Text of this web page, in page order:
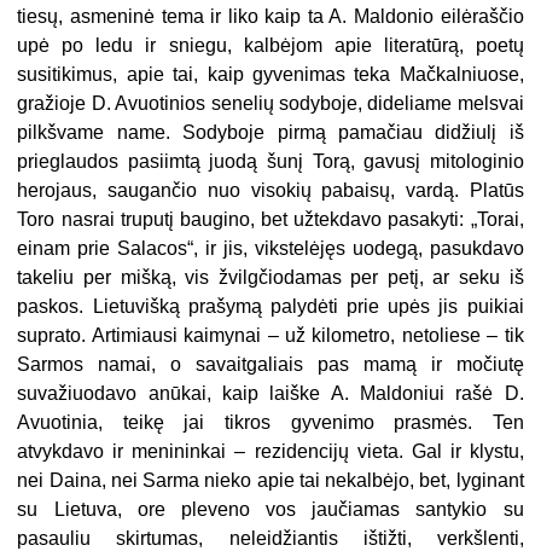
tiesų, asmeninė tema ir liko kaip ta A. Maldonio eilėraščio
upė po ledu ir sniegu, kalbėjom apie literatūrą, poetų
susitikimus, apie tai, kaip gyvenimas teka Mačkalniuose,
gražioje D. Avuotinios senelių sodyboje, dideliame melsvai
pilkšvame name. Sodyboje pirmą pamačiau didžiulį iš
prieglaudos pasiimtą juodą šunį Torą, gavusį mitologinio
herojaus, saugančio nuo visokių pabaisų, vardą. Platūs
Toro nasrai truputį baugino, bet užtekdavo pasakyti: „Torai,
einam prie Salacos“, ir jis, vikstelėjęs uodegą, pasukdavo
takeliu per mišką, vis žvilgčiodamas per petį, ar seku iš
paskos. Lietuvišką prašymą palydėti prie upės jis puikiai
suprato. Artimiausi kaimynai – už kilometro, netoliese – tik
Sarmos namai, o savaitgaliais pas mamą ir močiutę
suvažiuodavo anūkai, kaip laiške A. Maldoniui rašė D.
Avuotinia, teikę jai tikros gyvenimo prasmės. Ten
atvykdavo ir menininkai – rezidencijų vieta. Gal ir klystu,
nei Daina, nei Sarma nieko apie tai nekalbėjo, bet, lyginant
su Lietuva, ore pleveno vos jaučiamas santykio su
pasauliu skirtumas, neleidžiantis ištižti, verkšlenti,